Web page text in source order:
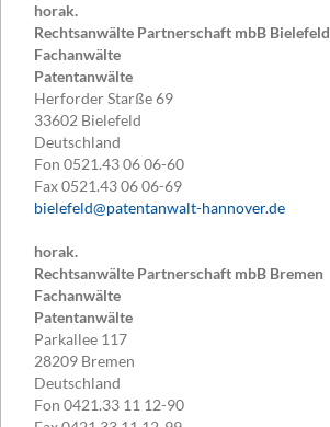
horak.
Rechtsanwälte Partnerschaft mbB Bielefeld
Fachanwälte
Patentanwälte
Herforder Starße 69
33602 Bielefeld
Deutschland
Fon 0521.43 06 06-60
Fax0521.43 06 06-69
bielefeld@patentanwalt-hannover.de
horak.
Rechtsanwälte Partnerschaft mbB Bremen
Fachanwälte
Patentanwälte
Parkallee 117
28209 Bremen
Deutschland
Fon 0421.33 11 12-90